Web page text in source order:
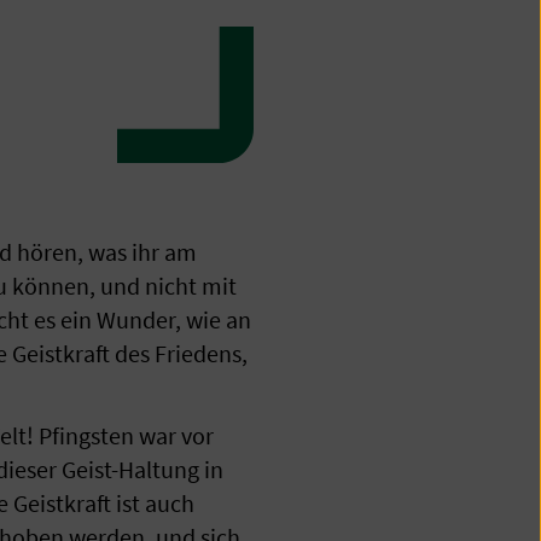
hören, was ihr am
können, und nicht mit
es ein Wunder, wie an
des Friedens,
Pfingsten war vor
Geist-Haltung in
Geistkraft ist auch